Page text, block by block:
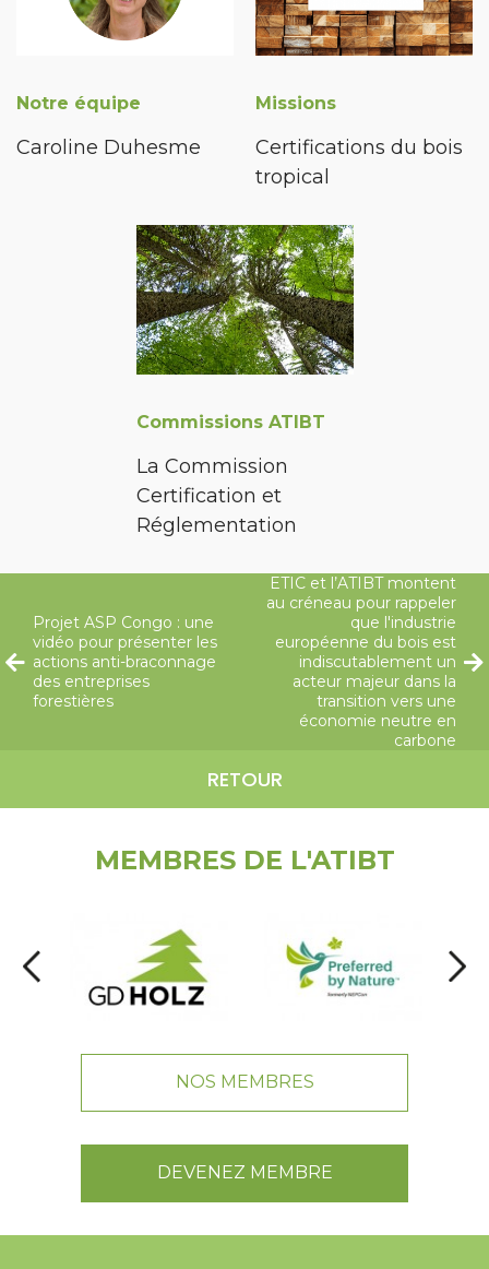
Notre équipe
Caroline Duhesme
Missions
Certifications du bois
tropical
Commissions ATIBT
La Commission
Certification et
Réglementation
Projet ASP Congo : une
vidéo pour présenter les
actions anti-braconnage
des entreprises
forestières
RETOUR
ETIC et l’ATIBT montent
au créneau pour rappeler
que l'industrie
européenne du bois est
indiscutablement un
acteur majeur dans la
transition vers une
économie neutre en
carbone
MEMBRES DE L'ATIBT
NOS MEMBRES
DEVENEZ MEMBRE